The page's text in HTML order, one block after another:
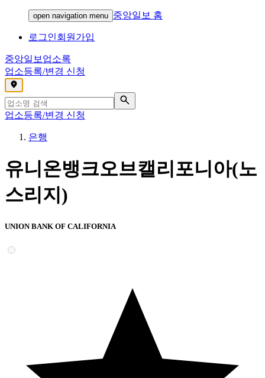
open navigation menu 중앙일보 홈
로그인회원가입
중앙일보 업소록
업소등록/변경 신청
,
업소등록/변경 신청
은행
유니온뱅크오브캘리포니아(노
스리지)
UNION BANK OF CALIFORNIA